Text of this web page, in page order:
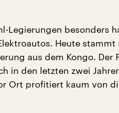
Legierungen besonders
Heute stammt
aus dem Kongo. Der
in den letzten zwei
Ort profitiert kaum von